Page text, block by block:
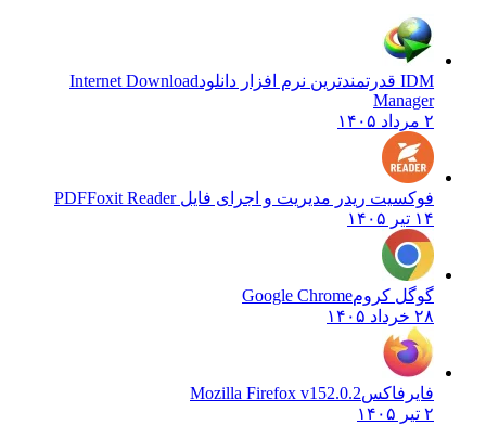
IDM قدرتمندترین نرم افزار دانلود
Internet Download
Manager
۲ مرداد ۱۴۰۵
فوکسیت ریدر مدیریت و اجرای فایل PDFFoxit Reader
۱۴ تیر ۱۴۰۵
گوگل کرومGoogle Chrome
۲۸ خرداد ۱۴۰۵
فایرفاکسMozilla Firefox v152.0.2
۲ تیر ۱۴۰۵